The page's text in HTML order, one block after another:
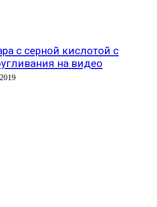
с серной кислотой с
на видео